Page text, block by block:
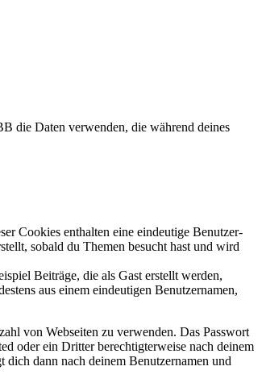
die Daten verwenden, die während deines
Cookies enthalten eine eindeutige Benutzer-
sobald du Themen besucht hast und wird
Beiträge, die als Gast erstellt werden,
aus einem eindeutigen Benutzernamen,
von Webseiten zu verwenden. Das Passwort
oder ein Dritter berechtigterweise nach deinem
dich dann nach deinem Benutzernamen und